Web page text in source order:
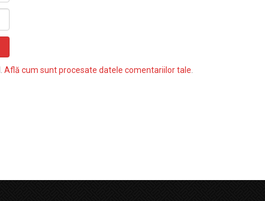
Află cum sunt procesate datele comentariilor tale